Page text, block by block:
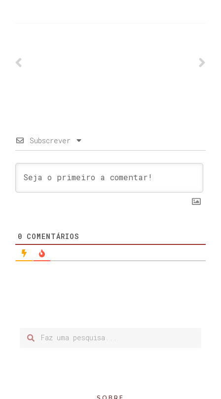
Subscrever
0 COMENTÁRIOS